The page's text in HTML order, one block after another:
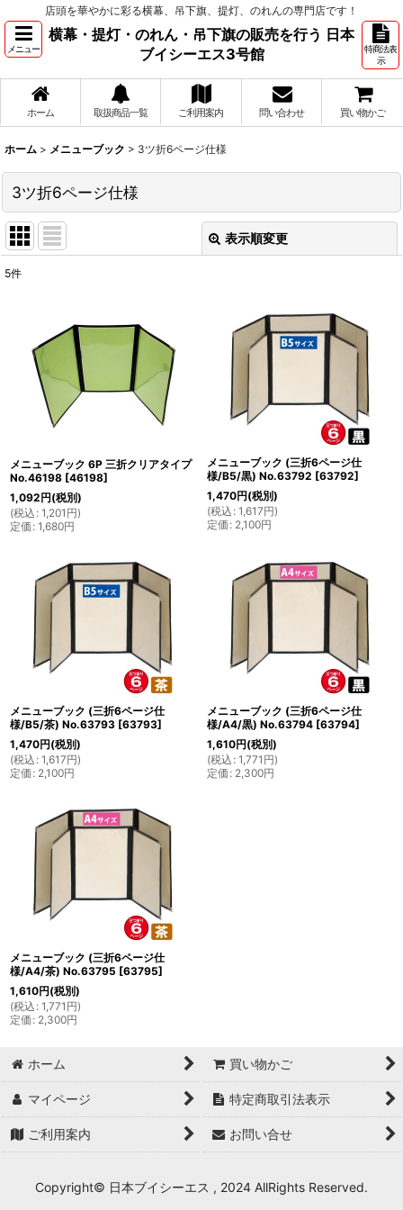
店頭を華やかに彩る横幕、吊下旗、提灯、のれんの専門店です！
メニュー
横幕・提灯・のれん・吊下旗の販売を行う 日本
ブイシーエス3号館
特商法表
示
ホーム 取扱商品一覧 ご利用案内 問い合わせ 買い物かご
ホーム > メニューブック > 3ツ折6ページ仕様
3ツ折6ページ仕様
表示順変更
並び順:
5件
メニューブック 6P 三折クリアタイプ
No.46198 [46198]
1,092円(税別)
(税込 : 1,201 円)
定価 : 1,680円
メニューブック (三折6ページ仕
様/B5/黒) No.63792 [63792]
1,470円(税別)
(税込 : 1,617円)
定価 : 2,100円
メニューブック (三折6ページ仕
様/B5/茶) No.63793 [63793]
1,470円(税別)
(税込 : 1,617円)
定価 : 2,100円
メニューブック (三折6ページ仕
様/A4/黒) No.63794 [63794]
1,610円(税別)
(税込 : 1,771 円)
定価 : 2,300円
メニューブック (三折6ページ仕
様/A4/茶) No.63795 [63795]
1,610円(税別)
(税込 : 1,771 円)
定価 : 2,300円
ホーム 買い物かご
マイページ 特定商取引法表示
ご利用案内 お問い合せ
Copyright© 日本ブイシーエス , 2024 AllRights Reserved.